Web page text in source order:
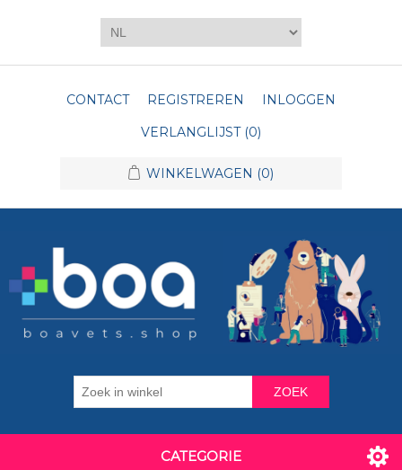
CONTACT REGISTREREN
INLOGGEN
VERLANGLIJST (0)
WINKELWAGEN (0)
ZOEK
CATEGORIE